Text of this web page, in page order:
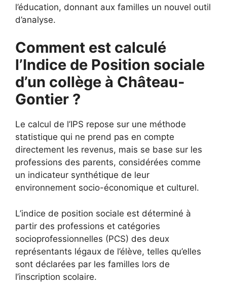
l’éducation, donnant aux familles un nouvel outil
d’analyse.
Comment est calculé
l’Indice de Position sociale
d’un collège à Château-
Gontier ?
Le calcul de l’IPS repose sur une méthode
statistique qui ne prend pas en compte
directement les revenus, mais se base sur les
professions des parents, considérées comme
un indicateur synthétique de leur
environnement socio-économique et culturel.
L’indice de position sociale est déterminé à
partir des professions et catégories
socioprofessionnelles (PCS) des deux
représentants légaux de l’élève, telles qu’elles
sont déclarées par les familles lors de
l’inscription scolaire.